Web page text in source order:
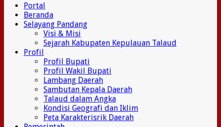
Portal
Beranda
Selayang Pandang
Visi & Misi
Sejarah Kabupaten Kepulauan Talaud
Profil
Profil Bupati
Profil Wakil Bupati
Lambang Daerah
Sambutan Kepala Daerah
Talaud dalam Angka
Kondisi Geografi dan Iklim
Peta Karakterisrik Daerah